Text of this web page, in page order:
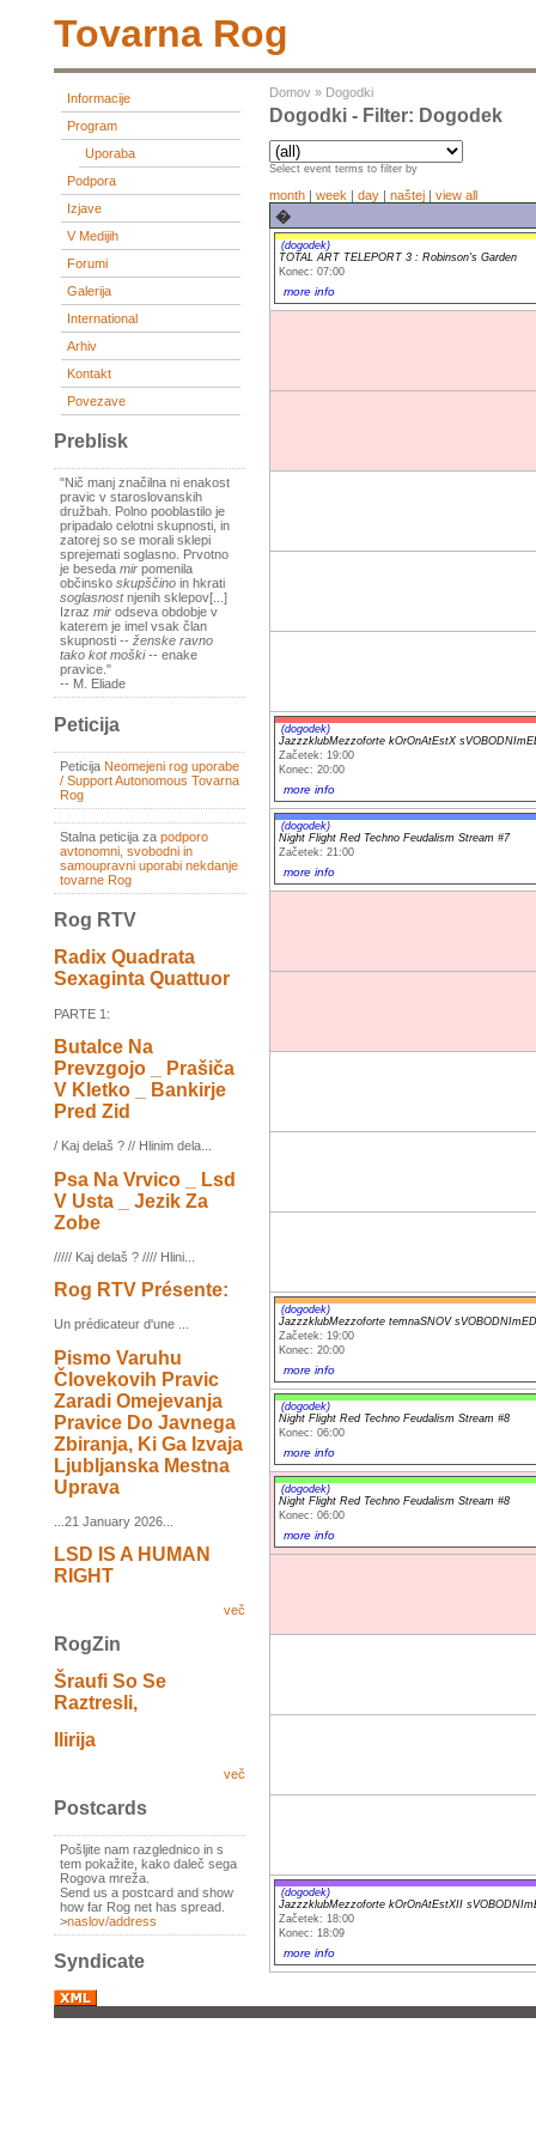
Tovarna Rog
Informacije
Program
Uporaba
Podpora
Izjave
V Medijih
Forumi
Galerija
International
Arhiv
Kontakt
Povezave
Preblisk
"Nič manj značilna ni enakost
pravic v staroslovanskih
družbah. Polno pooblastilo je
pripadalo celotni skupnosti, in
zatorej so se morali sklepi
sprejemati soglasno. Prvotno
je beseda mir pomenila
občinsko skupščino in hkrati
soglasnostnjenih sklepov[...]
Izraz mir odseva obdobje v
katerem je imel vsak član
skupnosti -- ženske ravno
tako kot moški-- enake
pravice."
-- M. Eliade
Peticija
Peticija Neomejeni rog uporabe
/ Support Autonomous Tovarna
Rog
Stalna peticija za podporo
avtonomni, svobodni in
samoupravni uporabi nekdanje
tovarne Rog
Rog RTV
Radix Quadrata
Sexaginta Quattuor
PARTE 1:
Butalce Na
Prevzgojo _ Prašiča
V Kletko _ Bankirje
Pred Zid
/ Kaj delaš ? // Hlinim dela...
Psa Na Vrvico _ Lsd
V Usta _ Jezik Za
Zobe
///// Kaj delaš ? //// Hlini...
Rog RTV Présente:
Un prédicateur d'une ...
Pismo Varuhu
Človekovih Pravic
Zaradi Omejevanja
Pravice Do Javnega
Zbiranja, Ki Ga Izvaja
Ljubljanska Mestna
Uprava
...21 January 2026...
LSD IS A HUMAN
RIGHT
več
RogZin
Šraufi So Se
Raztresli,
Ilirija
več
Postcards
Pošljite nam razglednico in s
tem pokažite, kako daleč sega
Rogova mreža.
Send us a postcard and show
how far Rog net has spread.
>naslov/address
Syndicate
Domov » Dogodki
Dogodki - Filter: Dogodek
Select event terms to filter by
month | week | day | naštej | view all
�
(dogodek)
TOTAL ART TELEPORT 3 : Robinson's Garden
Konec: 07:00
more info
(dogodek)
JazzzklubMezzoforte kOrOnAtEstX
Začetek: 19:00
Konec: 20:00
more info
(dogodek)
Night Flight Red Techno Feudalism Stream #7
Začetek: 21:00
more info
(dogodek)
JazzzklubMezzoforte temnaSNOV
Začetek: 19:00
Konec: 20:00
more info
(dogodek)
Night Flight Red Techno Feudalism Stream #8
Konec: 06:00
more info
(dogodek)
Night Flight Red Techno Feudalism Stream #8
Konec: 06:00
more info
(dogodek)
JazzzklubMezzoforte kOrOnAtEstXII
Začetek: 18:00
Konec: 18:09
more info